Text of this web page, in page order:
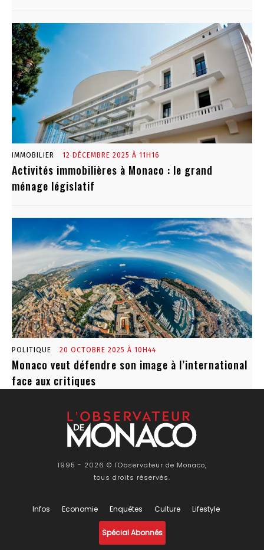
IMMOBILIER 12 DÉCEMBRE 2025 À 11H16
Activités immobilières à Monaco : le grand
ménage législatif
POLITIQUE 20 OCTOBRE 2025 À 10H44
Monaco veut défendre son image à l’international
face aux critiques
1995 - 2026 © l'Observateur de Monaco,
tous droits réservés.
Infos Economie Enquêtes Culture Lifestyle
Spécial Abonnés